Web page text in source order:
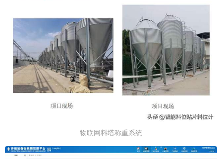
物联网料塔称重系统